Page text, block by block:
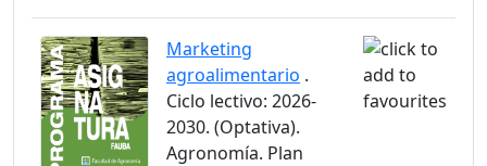
Marketing
agroalimentario .
Ciclo lectivo: 2026-
2030. (Optativa).
Agronomía. Plan